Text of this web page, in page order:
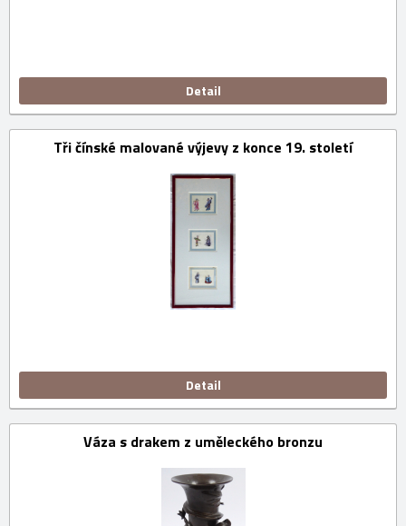
Detail
Tři čínské malované výjevy z konce 19. století
Detail
Váza s drakem z uměleckého bronzu